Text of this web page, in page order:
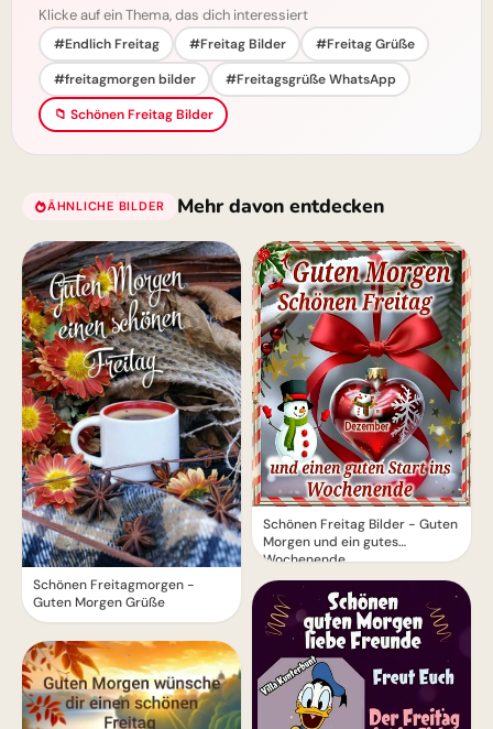
Klicke auf ein Thema, das dich interessiert
#Endlich Freitag #Freitag Bilder
#Freitag Grüße
#freitagmorgen bilder
#Freitagsgrüße WhatsApp
📁 Schönen Freitag Bilder
ÄHNLICHE BILDER Mehr davon entdecken
Schönen Freitagmorgen -
Guten Morgen Grüße
Schönen Freitag Bilder - Guten
Morgen und ein gutes
Wochenende